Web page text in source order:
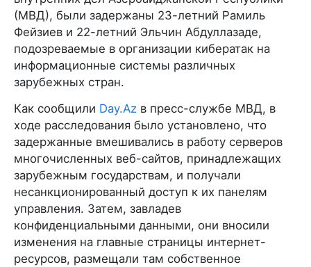
(МВД), были задержаны 23-летний Рамиль
Фейзиев и 22-летний Эльчин Абдуллазаде,
подозреваемые в организации кибератак на
информационные системы различных
зарубежных стран.
Как сообщили Day.Az в пресс-службе МВД, в
ходе расследования было установлено, что
задержанные вмешивались в работу серверов
многочисленных веб-сайтов, принадлежащих
зарубежным государствам, и получали
несанкционированный доступ к их панелям
управления. Затем, завладев
конфиденциальными данными, они вносили
изменения на главные страницы интернет-
ресурсов, размещали там собственное